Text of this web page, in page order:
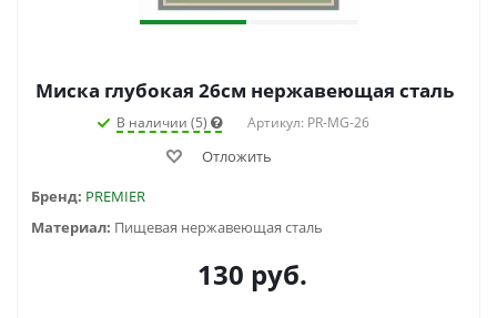
Миска глубокая 26см нержавеющая сталь
В наличии (5) Артикул: PR-MG-26
Отложить
Бренд: PREMIER
Материал: Пищевая нержавеющая сталь
130 руб.